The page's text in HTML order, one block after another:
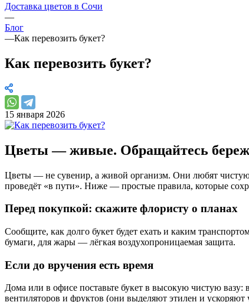
Доставка цветов в Сочи
—
Блог
—Как перевозить букет?
Как перевозить букет?
15 января 2026
Цветы — живые. Обращайтесь
Цветы — не сувенир, а живой организм. Они любят чистую
проведёт «в пути». Ниже — простые правила, которые
Перед покупкой: скажите флористу о планах
Сообщите, как долго букет будет ехать и каким
бумаги, для жары — лёгкая воздухопроницаемая защита.
Если до вручения есть время
Дома или в офисе поставьте букет в высокую чистую
вентиляторов и фруктов (они выделяют этилен и ускоряют